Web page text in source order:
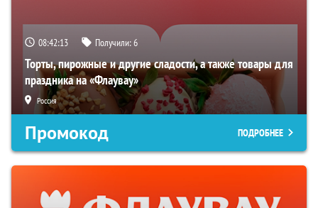
08:42:12 Получили:6
Торты, пирожные и другие сладости, а также товары для
праздника на «Флаувау»
Россия
Промокод ПОДРОБНЕЕ